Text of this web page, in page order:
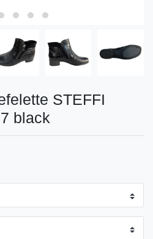
STEFFI
black